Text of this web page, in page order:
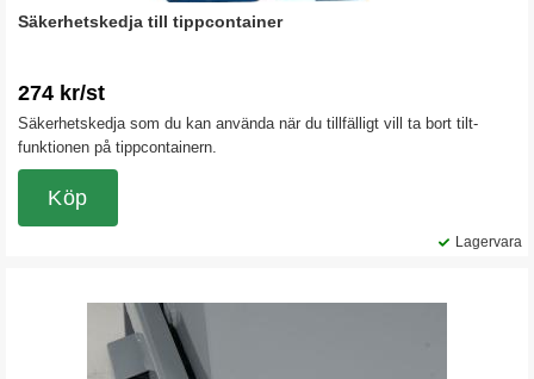
Säkerhetskedja till tippcontainer
274 kr/st
Säkerhetskedja som du kan använda när du tillfälligt vill ta bort tilt-
funktionen på tippcontainern.
Lagervara
Köp